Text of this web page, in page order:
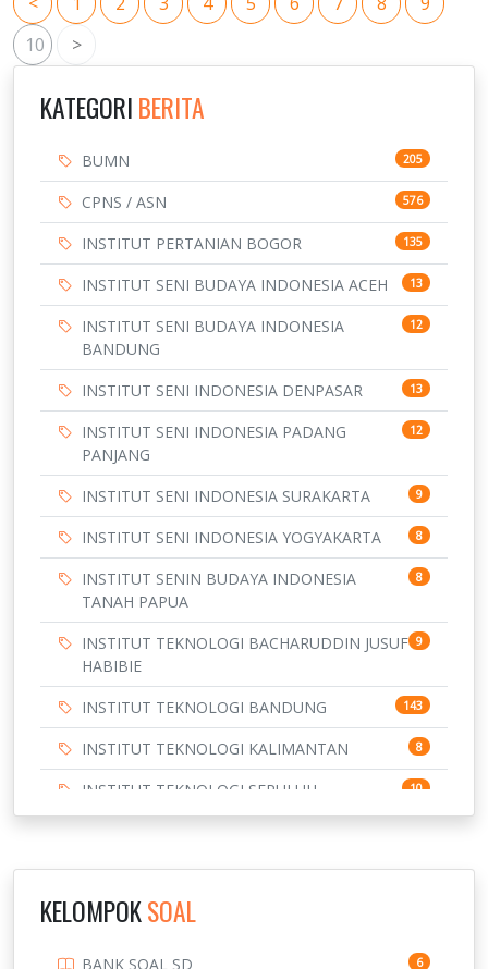
10
>
KATEGORI BERITA
BUMN 205
CPNS / ASN 576
INSTITUT PERTANIAN BOGOR 135
INSTITUT SENI BUDAYA INDONESIA ACEH 13
INSTITUT SENI BUDAYA INDONESIA
BANDUNG
12
INSTITUT SENI INDONESIA DENPASAR 13
INSTITUT SENI INDONESIA PADANG
PANJANG
12
INSTITUT SENI INDONESIA SURAKARTA 9
INSTITUT SENI INDONESIA YOGYAKARTA 8
INSTITUT SENIN BUDAYA INDONESIA
TANAH PAPUA
8
INSTITUT TEKNOLOGI BACHARUDDIN JUSUF
HABIBIE
9
INSTITUT TEKNOLOGI BANDUNG 143
INSTITUT TEKNOLOGI KALIMANTAN 8
INSTITUT TEKNOLOGI SEPULUH
NOVEMBER
10
KELOMPOKSOAL
BANK SOAL SD 6